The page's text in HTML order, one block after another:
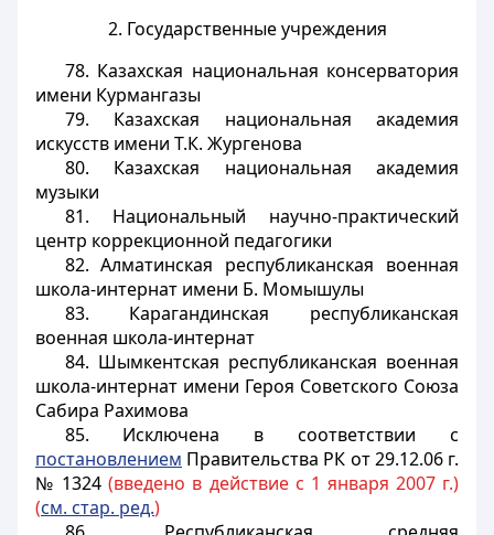
2. Государственные учреждения
78. Казахская национальная консерватория
имени Курмангазы
79. Казахская национальная академия
искусств имени Т.К. Жургенова
80. Казахская национальная академия
музыки
81. Национальный научно-практический
центр коррекционной педагогики
82. Алматинская республиканская военная
школа-интернат имени Б. Момышулы
83. Карагандинская республиканская
военная школа-интернат
84. Шымкентская республиканская военная
школа-интернат имени Героя Советского Союза
Сабира Рахимова
85. Исключена в соответствии с
постановлением Правительства РК от 29.12.06 г.
№ 1324(введено в действие с 1 января 2007 г.)
(см. стар. ред.)